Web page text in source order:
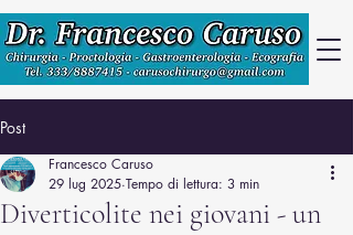
Post
Diverticolite nei giovani - un
Francesco Caruso
29 lug 2025 Tempo di lettura: 3 min